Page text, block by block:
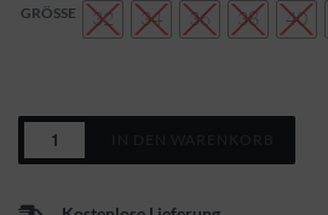
GRÖSSE 32 34 36 38 40